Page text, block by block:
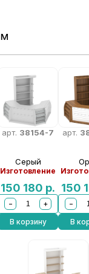
арт. 38154-7
Серый
Изготовление
150 180 р.
−
+
В корзину
арт.
150
−
В